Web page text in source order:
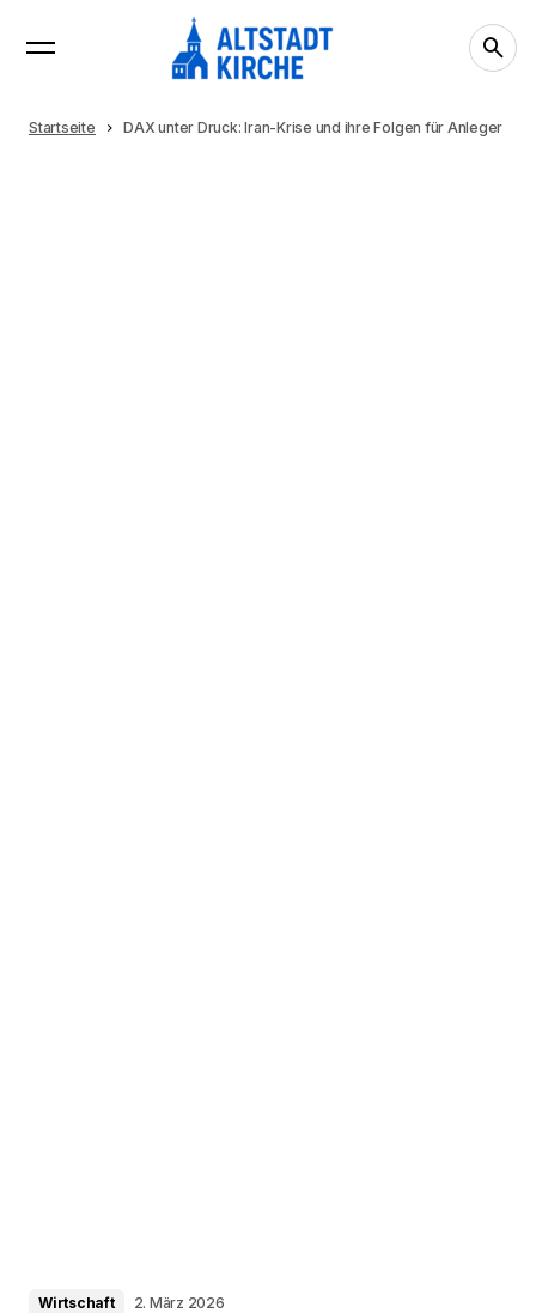
Startseite DAX unter Druck: Iran-Krise und ihre Folgen für Anleger
Wirtschaft 2. März 2026